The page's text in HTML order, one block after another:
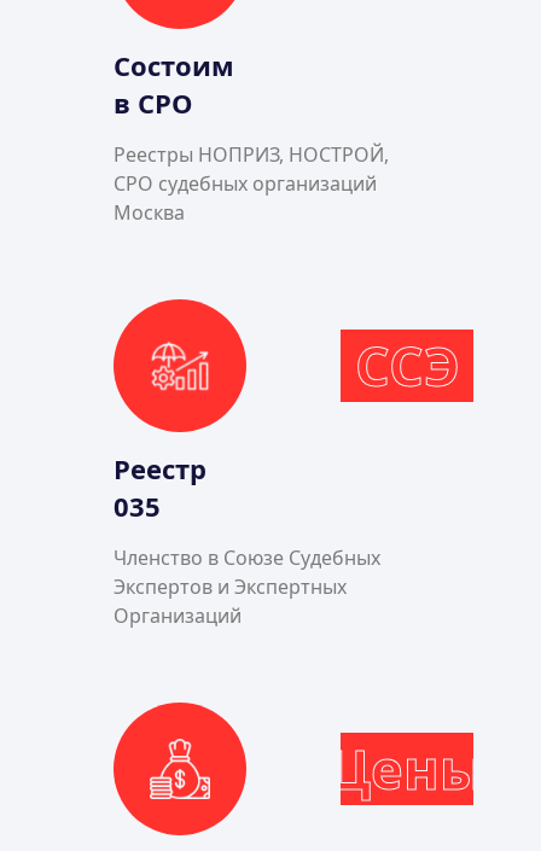
Состоим
в СРО
Реестры НОПРИЗ, НОСТРОЙ,
СРО судебных организаций
Москва
ССЭ
Реестр
035
Членство в Союзе Судебных
Экспертов и Экспертных
Организаций
Цены